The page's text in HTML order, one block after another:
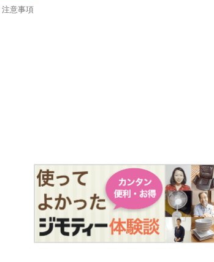
注意事項